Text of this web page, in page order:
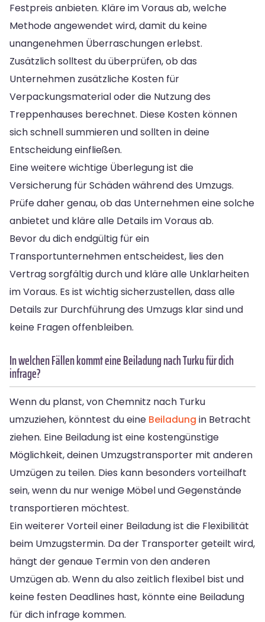
Festpreis anbieten. Kläre im Voraus ab, welche
Methode angewendet wird, damit du keine
unangenehmen Überraschungen erlebst.
Zusätzlich solltest du überprüfen, ob das
Unternehmen zusätzliche Kosten für
Verpackungsmaterial oder die Nutzung des
Treppenhauses berechnet. Diese Kosten können
sich schnell summieren und sollten in deine
Entscheidung einfließen.
Eine weitere wichtige Überlegung ist die
Versicherung für Schäden während des Umzugs.
Prüfe daher genau, ob das Unternehmen eine solche
anbietet und kläre alle Details im Voraus ab.
Bevor du dich endgültig für ein
Transportunternehmen entscheidest, lies den
Vertrag sorgfältig durch und kläre alle Unklarheiten
im Voraus. Es ist wichtig sicherzustellen, dass alle
Details zur Durchführung des Umzugs klar sind und
keine Fragen offenbleiben.
In welchen Fällen kommt eine Beiladung nach Turku für dich
infrage?
Wenn du planst, von Chemnitz nach Turku
umzuziehen, könntest du eine Beiladung in Betracht
ziehen. Eine Beiladung ist eine kostengünstige
Möglichkeit, deinen Umzugstransporter mit anderen
Umzügen zu teilen. Dies kann besonders vorteilhaft
sein, wenn du nur wenige Möbel und Gegenstände
transportieren möchtest.
Ein weiterer Vorteil einer Beiladung ist die Flexibilität
beim Umzugstermin. Da der Transporter geteilt wird,
hängt der genaue Termin von den anderen
Umzügen ab. Wenn du also zeitlich flexibel bist und
keine festen Deadlines hast, könnte eine Beiladung
für dich infrage kommen.